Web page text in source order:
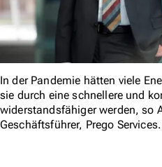
In der Pandemie hätten viele
sie durch eine schnellere und
widerstandsfähiger werden, so
Geschäftsführer, Prego Services.